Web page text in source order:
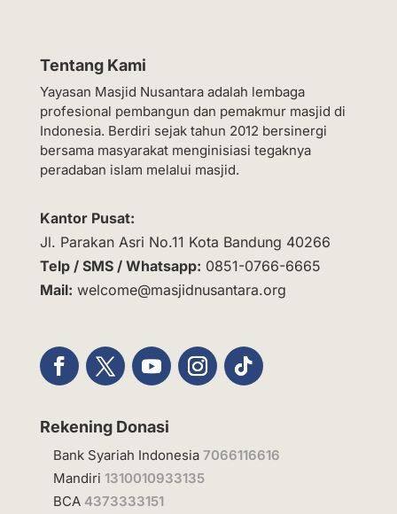
Tentang Kami
Yayasan Masjid Nusantara adalah lembaga
profesional pembangun dan pemakmur masjid di
Indonesia. Berdiri sejak tahun 2012 bersinergi
bersama masyarakat menginisiasi tegaknya
peradaban islam melalui masjid.
Kantor Pusat:
Jl. Parakan Asri No.11 Kota Bandung 40266
Telp / SMS / Whatsapp: 0851-0766-6665
Mail: welcome@masjidnusantara.org
Rekening Donasi
Bank Syariah Indonesia 7066116616
Mandiri 1310010933135
BCA 4373333151